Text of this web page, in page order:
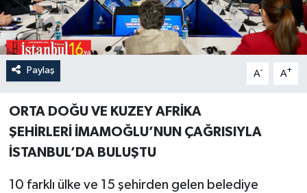
Paylaş A- A+
ORTA DOĞU VE KUZEY AFRİKA
ŞEHİRLERİ İMAMOĞLU’NUN ÇAĞRISIYLA
İSTANBUL’DA BULUŞTU
10 farklı ülke ve 15 şehirden gelen belediye